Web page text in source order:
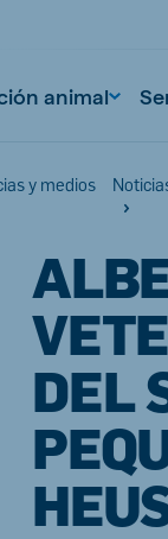
animal
y medios
DEL